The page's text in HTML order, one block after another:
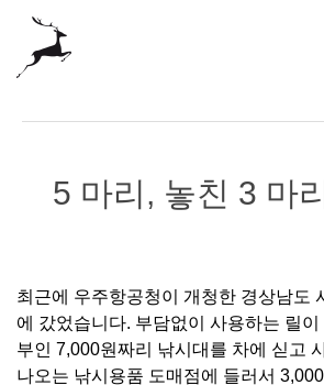
5 마리, 놓친 3 마
최근에 우주항공청이 개청한 경상남도
에 갔었습니다. 부담없이 사용하는 릴이
부인 7,000원짜리 낚시대를 차에 싣고
나오는 낚시용품 도매점에 들러서